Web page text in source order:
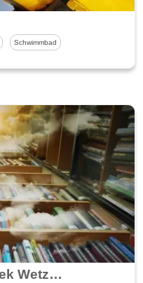
Schwimmbad
Phantastische Bibliothek Wetzlar